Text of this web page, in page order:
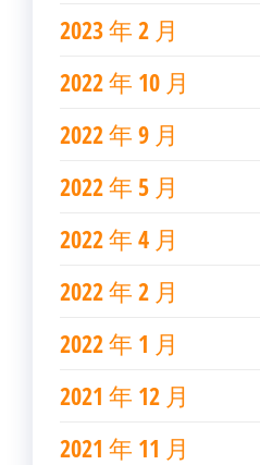
2023 年 2 月
2022 年 10 月
2022 年 9 月
2022 年 5 月
2022 年 4 月
2022 年 2 月
2022 年 1 月
2021 年 12 月
2021 年 11 月